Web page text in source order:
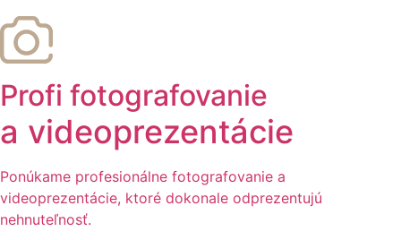
Profi fotografovanie
a videoprezentácie
Ponúkame profesionálne fotografovanie a
videoprezentácie, ktoré dokonale odprezentujú
nehnuteľnosť.